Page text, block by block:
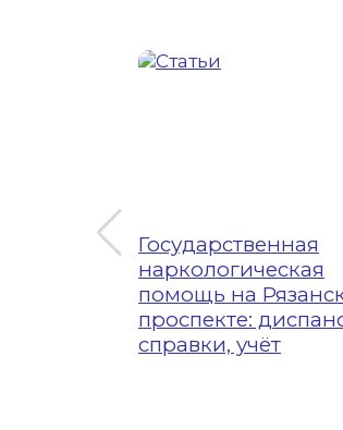
Государственная
наркологическая
помощь на
проспекте:
справки, учёт